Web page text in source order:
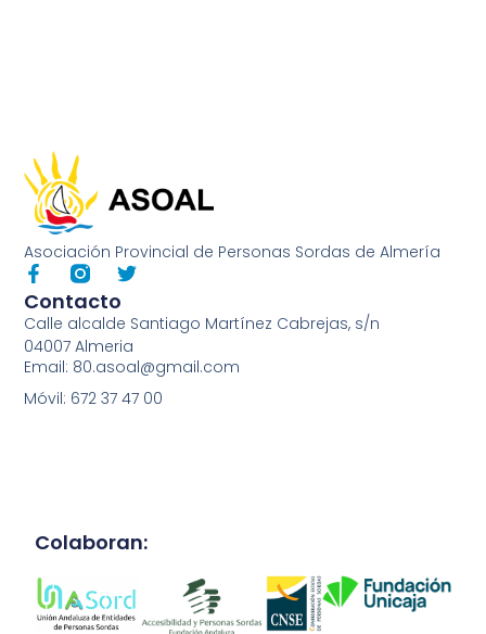
Asociación Provincial de Personas Sordas de Almería
Contacto
Calle alcalde Santiago Martínez Cabrejas, s/n
04007 Almeria
Email: 80.asoal@gmail.com
Móvil: 672 37 47 00
Colaboran: